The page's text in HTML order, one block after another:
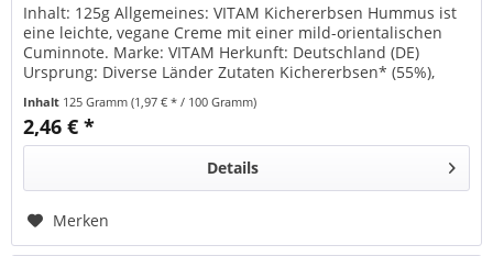
Inhalt: 125g Allgemeines: VITAM Kichererbsen Hummus ist
eine leichte, vegane Creme mit einer mild-orientalischen
Cuminnote. Marke: VITAM Herkunft: Deutschland (DE)
Ursprung: Diverse Länder Zutaten Kichererbsen* (55%),
Inhalt 125 Gramm(1,97 € * / 100 Gramm)
2,46 € *
Details
Merken